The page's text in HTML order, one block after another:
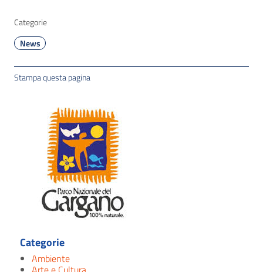
Categorie
News
Stampa questa pagina
Categorie
Ambiente